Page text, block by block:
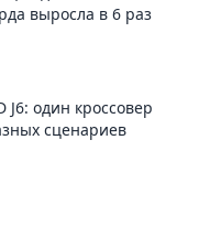
выросла в 6 раз
J6: один кроссовер
сценариев